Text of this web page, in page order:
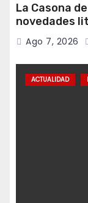
La Casona
novedades
Ago 7, 2026
ACTUALIDAD